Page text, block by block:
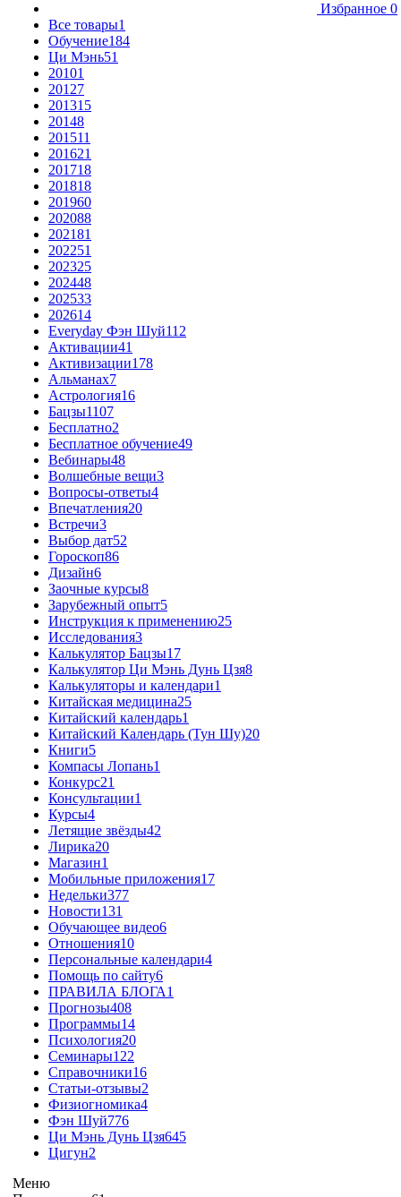
Избранное 0
Все товары1
Обучение184
Ци Мэнь51
20101
20127
201315
20148
201511
201621
201718
201818
201960
202088
202181
202251
202325
202448
202533
202614
Everyday Фэн Шуй112
Активации41
Активизации178
Альманах7
Астрология16
Бацзы1107
Бесплатно2
Бесплатное обучение49
Вебинары48
Волшебные вещи3
Вопросы-ответы4
Впечатления20
Встречи3
Выбор дат52
Гороскоп86
Дизайн6
Заочные курсы8
Зарубежный опыт5
Инструкция к применению25
Исследования3
Калькулятор Бацзы17
Калькулятор Ци Мэнь Дунь Цзя8
Калькуляторы и календари1
Китайская медицина25
Китайский календарь1
Китайский Календарь (Тун Шу)20
Книги5
Компасы Лопань1
Конкурс21
Консультации1
Курсы4
Летящие звёзды42
Лирика20
Магазин1
Мобильные приложения17
Недельки377
Новости131
Обучающее видео6
Отношения10
Персональные календари4
Помощь по сайту6
ПРАВИЛА БЛОГА1
Прогнозы408
Программы14
Психология20
Семинары122
Справочники16
Статьи-отзывы2
Физиогномика4
Фэн Шуй776
Ци Мэнь Дунь Цзя645
Цигун2
Меню